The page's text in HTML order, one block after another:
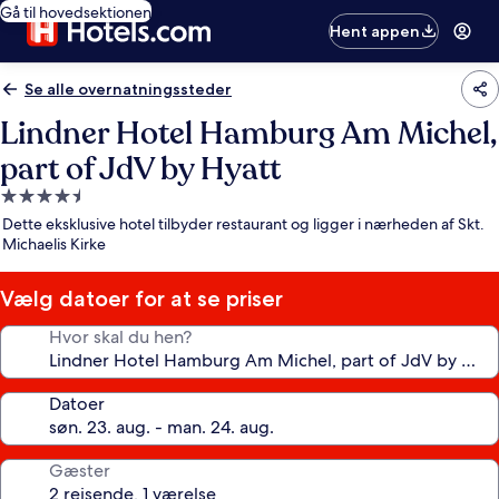
Gå til hovedsektionen
Hent appen
Se alle overnatningssteder
Lindner Hotel Hamburg Am Michel,
part of JdV by Hyatt
4.5-
stjernet
overnatningssted
Dette eksklusive hotel tilbyder restaurant og ligger i nærheden af Skt.
Michaelis Kirke
Vælg datoer for at se priser
Hvor skal du hen?
Datoer
Gæster